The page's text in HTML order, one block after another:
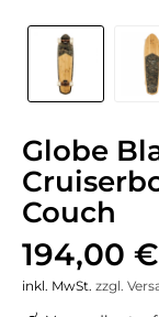
Globe
Couch
194,00
inkl. MwSt. zzgl.